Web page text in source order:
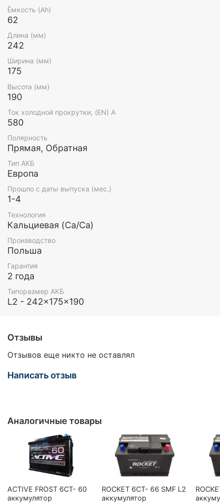
Ёмкость (Ah)
62
Длина (мм)
242
Ширина (мм)
175
Высота (мм)
190
Ток холодной прокрутки, (EN) А
580
Полярность
Прямая, Обратная
Тип АКБ
Европа
Прошло с даты выпуска (мес.)
1-4
Технология
Кальциевая (Ca/Ca)
Производство
Польша
Гарантия
2 года
Типоразмер АКБ
L2 - 242x175x190
Отзывы
Отзывов еще никто не оставлял
Написать отзыв
Аналогичные товары
ACTIVE FROST 6СТ- 60
аккумулятор
ROCKET 6CT- 66 SMF L2
аккумулятор